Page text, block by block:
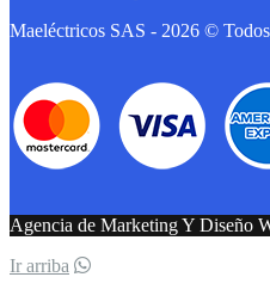
Maeléctricos SAS - 2026 ©
Agencia de Marketing Y Diseño
Ir arriba